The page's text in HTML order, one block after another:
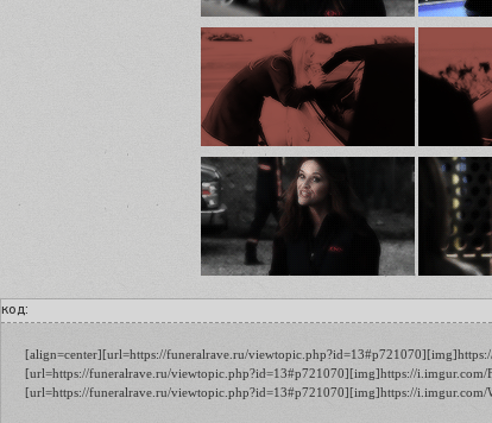
код:
[align=center][url=https://funeralrave.ru/
[url=https://funeralrave.ru/viewtopic.php?id=13#p721070][img]https://
[url=https://funeralrave.ru/viewtopic.php?id=13#p721070][img]https://